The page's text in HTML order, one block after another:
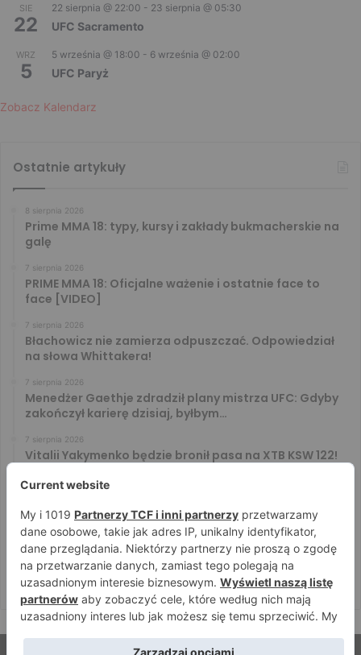
SIE
22
22 sierpnia @ 22:00 - 23 sierpnia @ 05:30
UFC Sacramento
WRZ
5
5 września @ 18:00 - 6 września @ 02:00
UFC Paryż
Zobacz Kalendarz
Ostatnie artykuły
8 sierpnia 2026
Prime MMA 18: typy, kursy i zakłady bukmacherskie na
galę
7 sierpnia 2026
PRIME MMA 18: Oficjalne ważenie i ostatnie face to
face [VIDEO]
7 sierpnia 2026
Błachowicz nie zamierza odpuszczać. Odpowiedział
na słowa Whittakera!
7 sierpnia 2026
Menedżer Gaethje zdradził plany mistrza UFC: Gdyby
zakończył karierę dzisiaj, byłbym…
7 sierpnia 2026
Vitalii Yakymenko będzie bronił pasa na XTB KSW 122!
Iwo Baraniewski wystąpi na UFC 331. Polak częścią
mocnej karty walk
6 sierpnia 2026
Don Kasjo poznał rywala na FAME 32. Bartosz Szachta
przeciwnikiem Króla